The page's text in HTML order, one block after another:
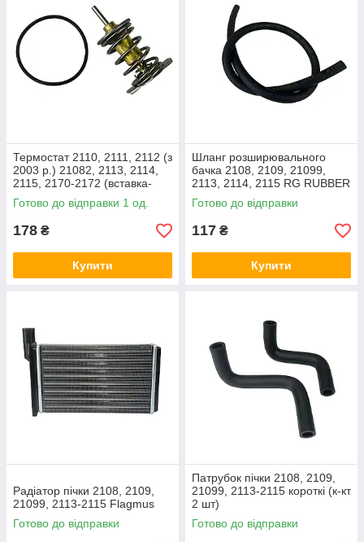
Термостат 2110, 2111, 2112 (з
2003 р.) 21082, 2113, 2114,
2115, 2170-2172 (вставка-
термоелемент) (85°C)
EuroEx
Готово до відправки 1 од.
178 ₴
Купити
Шланг розширювального
бачка 2108, 2109, 21099,
2113, 2114, 2115 RG RUBBER
GROUP
Готово до відправки
117 ₴
Купити
Радіатор пічки 2108, 2109,
21099, 2113-2115 Flagmus
Готово до відправки
Патрубок пічки 2108, 2109,
21099, 2113-2115 короткі (к-кт
2 шт)
Готово до відправки